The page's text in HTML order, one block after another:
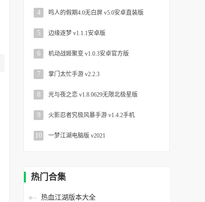
4 鸣人的假期4.0无白屏 v5.0安卓直装版
5 边缘逐梦 v1.1.1安卓版
6 机动战姬聚变 v1.0.3安卓官方版
7 掌门太忙手游 v2.2.3
8 光与夜之恋 v1.8.0629无限北极星版
9 火影忍者究极风暴手游 v1.4.2手机
10 一梦江湖电脑版 v2021
热门合集
热血江湖版本大全